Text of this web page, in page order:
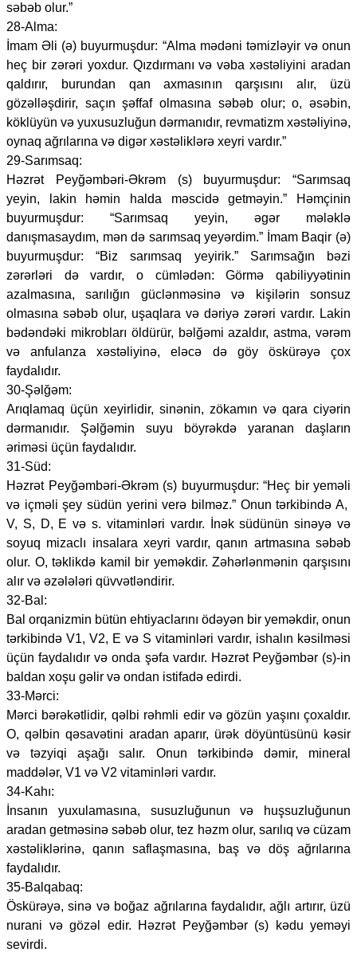
səbəb olur.”
28-Alma:
İmam Əli (ə) buyurmuşdur: “Alma mədəni təmizləyir və onun
heç bir zərəri yoxdur. Qızdırmanı və vəba xəstəliyini aradan
qaldırır, burundan qan axmasının qarşısını alır, üzü
gözəlləşdirir, saçın şəffaf olmasına səbəb olur; o, əsəbin,
köklüyün və yuxusuzluğun dərmanıdır, revmatizm xəstəliyinə,
oynaq ağrılarına və digər xəstəliklərə xeyri vardır.”
29-Sarımsaq:
Həzrət Peyğəmbəri-Əkrəm (s) buyurmuşdur: “Sarımsaq
yeyin, lakin həmin halda məscidə getməyin.” Həmçinin
buyurmuşdur: “Sarımsaq yeyin, əgər mələklə
danışmasaydım, mən də sarımsaq yeyərdim.” İmam Baqir (ə)
buyurmuşdur: “Biz sarımsaq yeyirik.” Sarımsağın bəzi
zərərləri də vardır, o cümlədən: Görmə qabiliyyətinin
azalmasına, sarılığın güclənməsinə və kişilərin sonsuz
olmasına səbəb olur, uşaqlara və dəriyə zərəri vardır. Lakin
bədəndəki mikrobları öldürür, bəlğəmi azaldır, astma, vərəm
və anfulanza xəstəliyinə, eləcə də göy öskürəyə çox
faydalıdır.
30-Şəlğəm:
Arıqlamaq üçün xeyirlidir, sinənin, zökamın və qara ciyərin
dərmanıdır. Şəlğəmin suyu böyrəkdə yaranan daşların
əriməsi üçün faydalıdır.
31-Süd:
Həzrət Peyğəmbəri-Əkrəm (s) buyurmuşdur: “Heç bir yeməli
və içməli şey südün yerini verə bilməz.” Onun tərkibində A,
V, S, D, E və s. vitaminləri vardır. İnək südünün sinəyə və
soyuq mizaclı insalara xeyri vardır, qanın artmasına səbəb
olur. O, təklikdə kamil bir yeməkdir. Zəhərlənmənin qarşısını
alır və əzələləri qüvvətləndirir.
32-Bal:
Bal orqanizmin bütün ehtiyaclarını ödəyən bir yeməkdir, onun
tərkibində V1, V2, E və S vitaminləri vardır, ishalın kəsilməsi
üçün faydalıdır və onda şəfa vardır. Həzrət Peyğəmbər (s)-in
baldan xoşu gəlir və ondan istifadə edirdi.
33-Mərci:
Mərci bərəkətlidir, qəlbi rəhmli edir və gözün yaşını çoxaldır.
O, qəlbin qəsavətini aradan aparır, ürək döyüntüsünü kəsir
və təzyiqi aşağı salır. Onun tərkibində dəmir, mineral
maddələr, V1 və V2 vitaminləri vardır.
34-Kahı:
İnsanın yuxulamasına, susuzluğunun və huşsuzluğunun
aradan getməsinə səbəb olur, tez həzm olur, sarılıq və cüzam
xəstəliklərinə, qanın saflaşmasına, baş və döş ağrılarına
faydalıdır.
35-Balqabaq:
Öskürəyə, sinə və boğaz ağrılarına faydalıdır, ağlı artırır, üzü
nurani və gözəl edir. Həzrət Peyğəmbər (s) kədu yeməyi
sevirdi.